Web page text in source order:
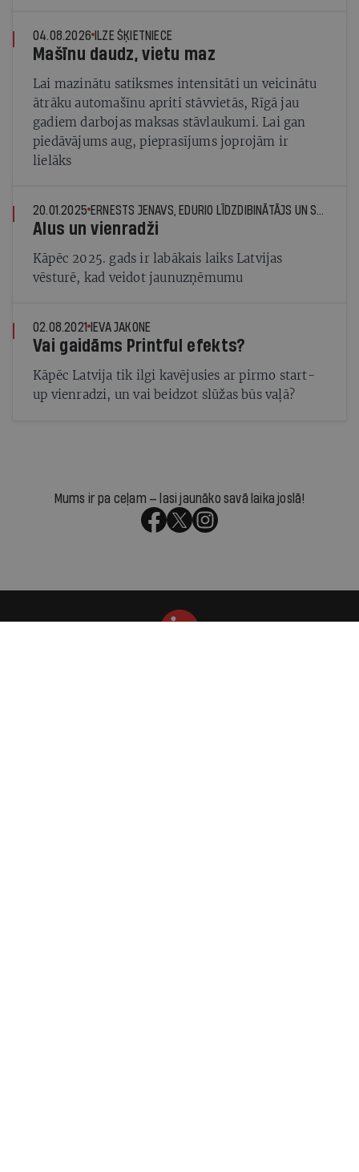
04.08.2026 ILZE ŠĶIETNIECE
Mašīnu daudz, vietu maz
Lai mazinātu satiksmes intensitāti un veicinātu
ātrāku automašīnu apriti stāvvietās, Rīgā jau
gadiem darbojas maksas stāvlaukumi. Lai gan
piedāvājums aug, pieprasījums joprojām ir
lielāks
20.01.2025 ERNESTS JENAVS, EDURIO LĪDZDIBINĀTĀJS UN STARTIN.LV VALDES PRIEKŠSĒDĒTĀJS
Alus un vienradži
Kāpēc 2025. gads ir labākais laiks Latvijas
vēsturē, kad veidot jaunuzņēmumu
02.08.2021 IEVA JAKONE
Vai gaidāms Printful efekts?
Kāpēc Latvija tik ilgi kavējusies ar pirmo start-
up vienradzi, un vai beidzot slūžas būs vaļā?
Mums ir pa ceļam — lasi jaunāko savā laika joslā!